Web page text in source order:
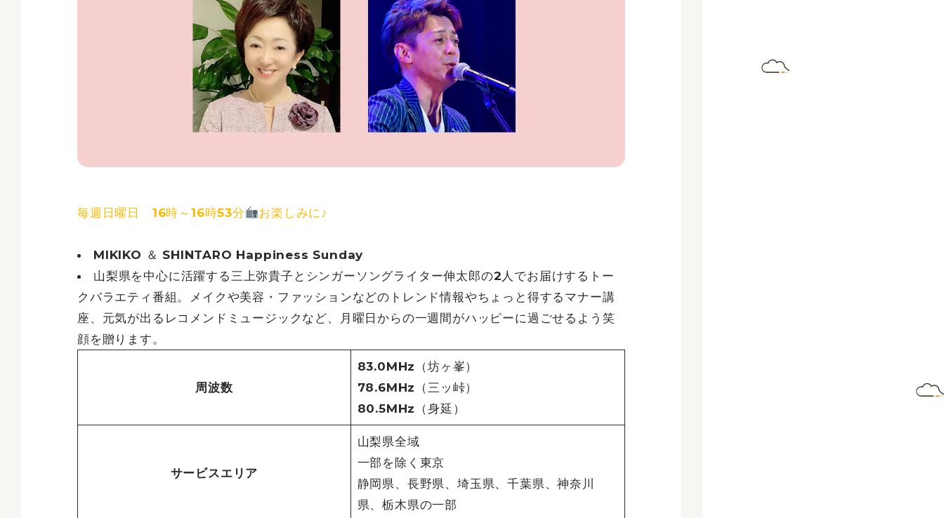
毎週日曜日 16時～16時53分 お楽しみに♪
MIKIKO ＆ SHINTARO Happiness Sunday
山梨県を中心に活躍する三上弥貴子とシンガーソングライター伸太郎の2人でお届けするトー
クバラエティ番組。メイクや美容・ファッションなどのトレンド情報やちょっと得するマナー講
座、元気が出るレコメンドミュージックなど、月曜日からの一週間がハッピーに過ごせるよう笑
顔を贈ります。
周波数
83.0MHz（坊ヶ峯）
78.6MHz（三ッ峠）
80.5MHz（身延）
サービスエリア
山梨県全域
一部を除く東京
静岡県、長野県、埼玉県、千葉県、神奈川
県、栃木県の一部